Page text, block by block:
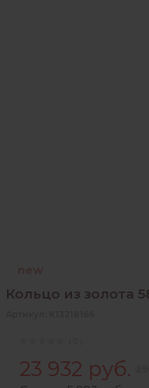
Кольцо из золота
23 932 руб.